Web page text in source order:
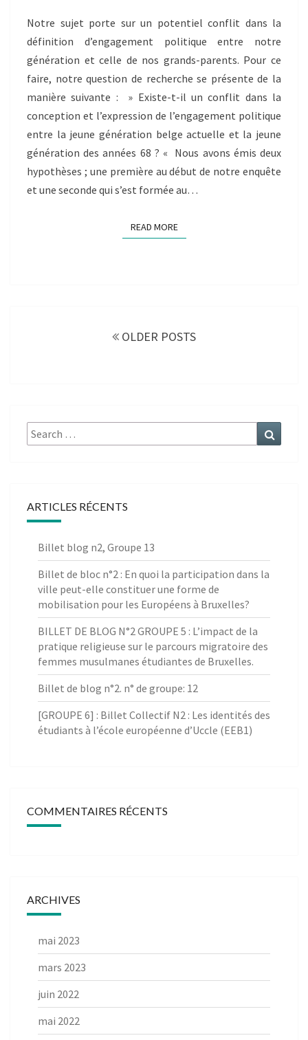
DE
LA
NOTION
D’ENGAGEMENT
POLITIQUE
ENTRE
LES
GÉNÉRATIONS
Notre sujet porte sur un potentiel conflit dans la
définition d’engagement politique entre notre
génération et celle de nos grands-parents. Pour ce
faire, notre question de recherche se présente de la
manière suivante : » Existe-t-il un conflit dans la
conception et l’expression de l’engagement politique
entre la jeune génération belge actuelle et la jeune
génération des années 68 ? « Nous avons émis deux
hypothèses ; une première au début de notre enquête
et une seconde qui s’est formée au…
READ MOREREAD MORE
OLDER POSTS
Search
for:
ARTICLES RÉCENTS
Billet blog n2, Groupe 13
Billet de bloc n°2 : En quoi la participation dans la
ville peut-elle constituer une forme de
mobilisation pour les Européens à Bruxelles?
BILLET DE BLOG N°2 GROUPE 5 : L’impact de la
pratique religieuse sur le parcours migratoire des
femmes musulmanes étudiantes de Bruxelles.
Billet de blog n°2. n° de groupe: 12
[GROUPE 6] : Billet Collectif N2 : Les identités des
étudiants à l’école européenne d’Uccle (EEB1)
COMMENTAIRES RÉCENTS
ARCHIVES
mai 2023
mars 2023
juin 2022
mai 2022